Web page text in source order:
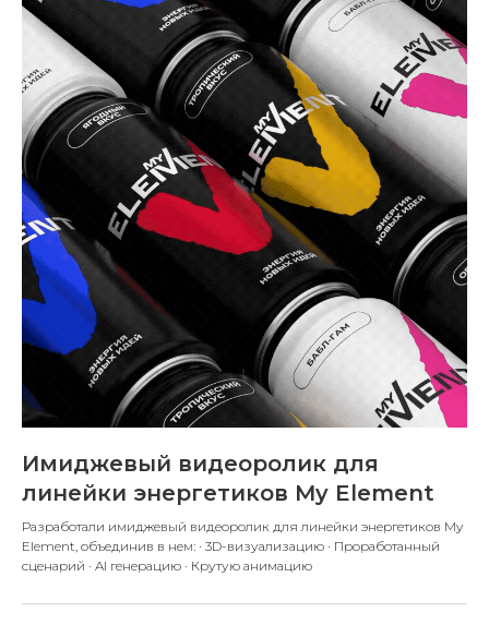
Имиджевый видеоролик для
линейки энергетиков My Element
Разработали имиджевый видеоролик для линейки энергетиков My
Element, объединив в нем: · 3D-визуализацию · Проработанный
сценарий · AI генерацию · Крутую анимацию